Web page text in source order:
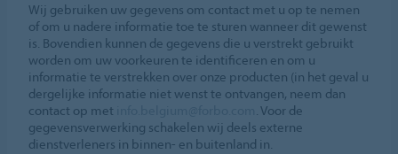
Wij gebruiken uw gegevens om contact met u op te nemen
of om u nadere informatie toe te sturen wanneer dit gewenst
is. Bovendien kunnen de gegevens die u verstrekt gebruikt
worden om uw voorkeuren te identificeren en om u
informatie te verstrekken over onze producten (in het geval u
dergelijke informatie niet wenst te ontvangen, neem dan
contact op met
. Voor de
gegevensverwerking schakelen wij deels externe
dienstverleners in binnen- en buitenland in.